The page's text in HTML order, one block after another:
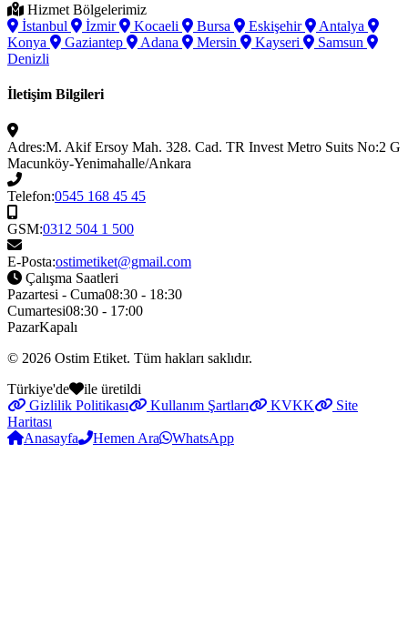
Hizmet Bölgelerimiz
İstanbul
İzmir Kocaeli Bursa Eskişehir
Antalya
Konya
Gaziantep Adana Mersin Kayseri
Samsun
Denizli
İletişim Bilgileri
Adres:M. Akif Ersoy Mah. 328. Cad. TR Invest Metro Suits No:2 G
Macunköy-Yenimahalle/Ankara
Telefon:0545 168 45 45
GSM:0312 504 1 500
E-Posta:ostimetiket@gmail.com
Çalışma Saatleri
Pazartesi - Cuma08:30 - 18:30
Cumartesi08:30 - 17:00
PazarKapalı
© 2026 Ostim Etiket. Tüm hakları saklıdır.
Türkiye'de
ile üretildi
Gizlilik Politikası
Kullanım Şartları KVKK
Site
Haritası
Anasayfa
Hemen Ara WhatsApp